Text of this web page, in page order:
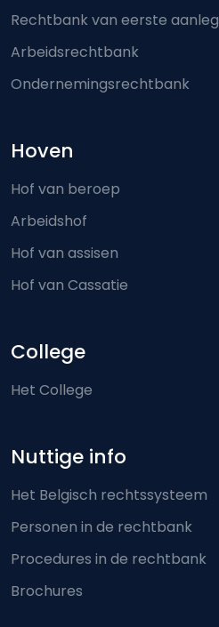
Rechtbank van eerste aanleg
Arbeidsrechtbank
Ondernemingsrechtbank
Hoven
Hof van beroep
Arbeidshof
Hof van assisen
Hof van Cassatie
College
Het College
Nuttige info
Het Belgisch rechtssysteem
Personen in de rechtbank
Procedures in de rechtbank
Brochures